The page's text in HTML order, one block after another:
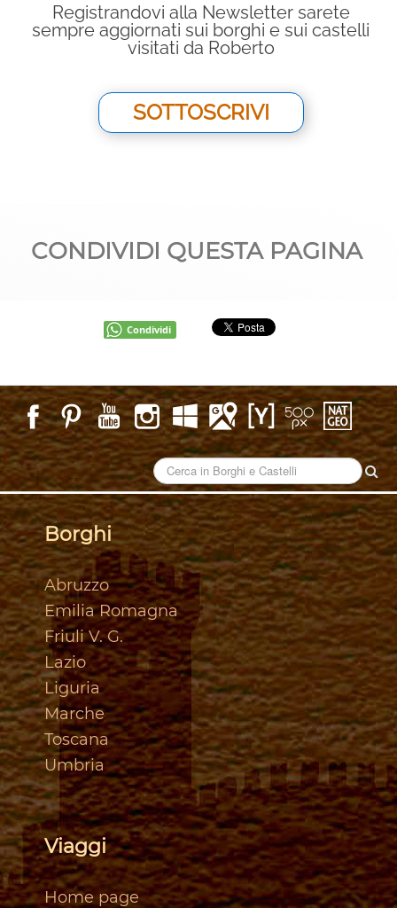
Registrandovi alla Newsletter sarete
sempre aggiornati sui borghi e sui castelli
visitati da Roberto
SOTTOSCRIVI
CONDIVIDI QUESTA PAGINA
Condividi
Borghi
Abruzzo
Emilia Romagna
Friuli V. G.
Lazio
Liguria
Marche
Toscana
Umbria
Viaggi
Home page